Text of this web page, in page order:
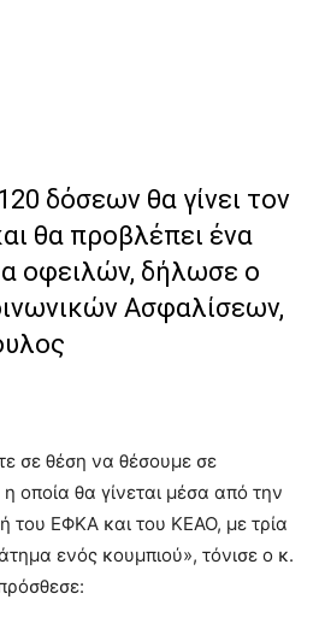
δόσεων θα γίνει τον
θα προβλέπει ένα
οφειλών, δήλωσε ο
Ασφαλίσεων,
σε θέση να θέσουμε σε
οποία θα γίνεται μέσα από την
του ΕΦΚΑ και του ΚΕΑΟ, με τρία
ενός κουμπιού», τόνισε ο κ.